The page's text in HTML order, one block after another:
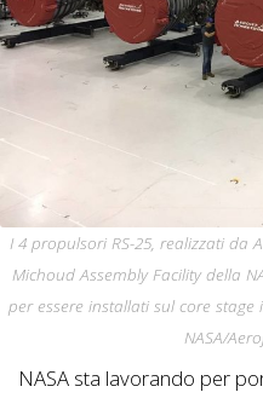
I 4 propulsori RS-25, realizzati da
Michoud Assembly Facility della
per essere installati sul core stage
NASA/
NASA sta lavorando per